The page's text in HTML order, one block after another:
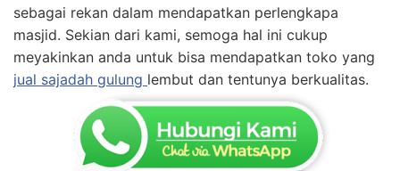
sebagai rekan dalam mendapatkan perlengkapa
masjid. Sekian dari kami, semoga hal ini cukup
meyakinkan anda untuk bisa mendapatkan toko yang
jual sajadah gulung lembut dan tentunya berkualitas.